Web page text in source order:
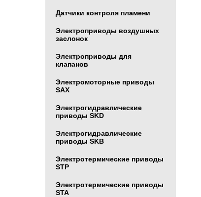
Датчики контроля пламени
Электроприводы воздушных
заслонок
Электроприводы для
клапанов
Электромоторные приводы
SAX
Электрогидравлические
приводы SKD
Электрогидравлические
приводы SKB
Электротермические приводы
STP
Электротермические приводы
STA